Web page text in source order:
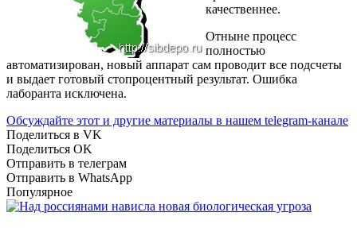
качественнее.
Отныне процесс
полностью
автоматизирован, новый аппарат сам проводит все подсчеты
и выдает готовый стопроцентный результат. Ошибка
лаборанта исключена.
Обсуждайте этот и другие материалы в нашем telegram-канале
Поделиться в VK
Поделиться OK
Отправить в телеграм
Отправить в WhatsApp
Популярное